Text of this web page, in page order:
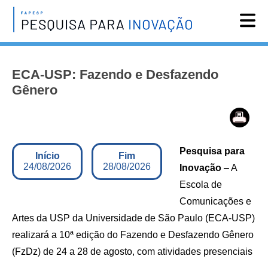
Notícias
Assine
English
ECA-USP: Fazendo e Desfazendo
Gênero
Início
24/08/2026
Fim
28/08/2026
Pesquisa para
Inovação – A
Escola de
Comunicações e
Artes da USP da Universidade de São Paulo (ECA-USP)
realizará a 10ª edição do Fazendo e Desfazendo Gênero
(FzDz) de 24 a 28 de agosto, com atividades presenciais